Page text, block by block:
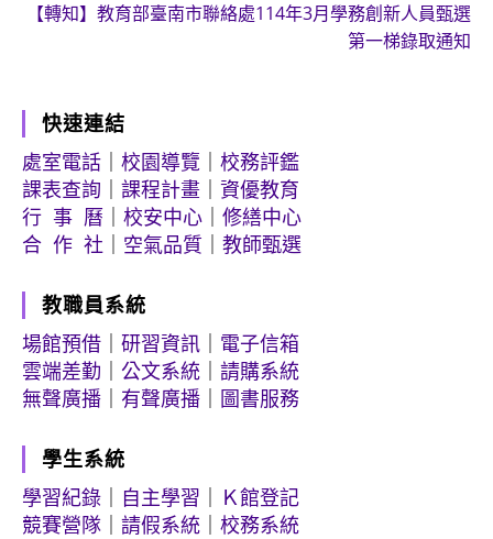
【轉知】教育部臺南市聯絡處114年3月學務創新人員甄選
第一梯錄取通知
快速連結
處室電話
校園導覽
校務評鑑
課表查詢
課程計畫
資優教育
行 事 曆
校安中心
修繕中心
合 作 社
空氣品質 教師甄選
教職員系統
場館預借
研習資訊
電子信箱
雲端差勤
公文系統
請購系統
無聲廣播
有聲廣播 圖書服務
學生系統
學習紀錄
自主學習
Ｋ館登記
競賽營隊
請假系統 校務系統